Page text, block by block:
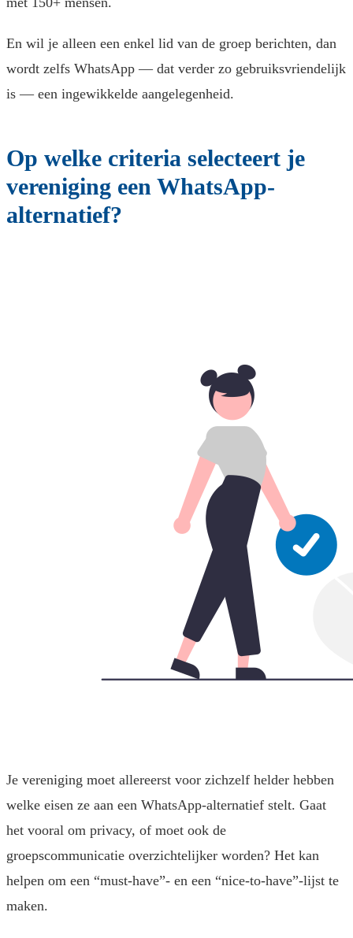
En wil je alleen een enkel lid van de groep berichten, dan
wordt zelfs WhatsApp — dat verder zo gebruiksvriendelijk
is — een ingewikkelde aangelegenheid.
Op welke criteria selecteert je
vereniging een WhatsApp-
alternatief?
Je vereniging moet allereerst voor zichzelf helder hebben
welke eisen ze aan een WhatsApp-alternatief stelt. Gaat
het vooral om privacy, of moet ook de
groepscommunicatie overzichtelijker worden? Het kan
helpen om een “must-have”- en een “nice-to-have”-lijst te
maken.